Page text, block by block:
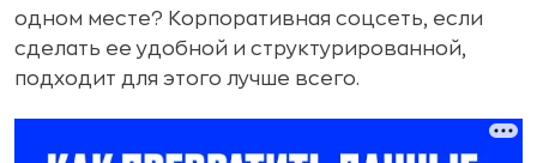
одном месте? Корпоративная соцсеть, если
сделать ее удобной и структурированной,
подходит для этого лучше всего.